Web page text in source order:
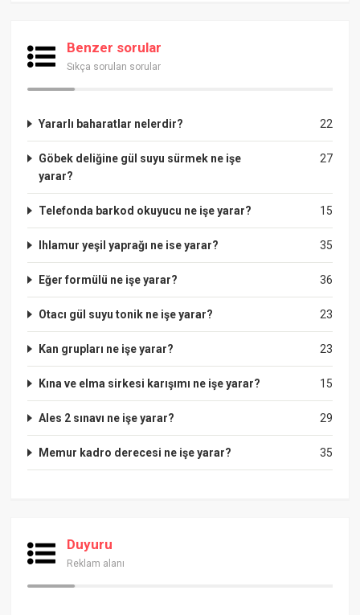
Benzer sorular
Sıkça sorulan sorular
22
Yararlı baharatlar nelerdir?
27
Göbek deliğine gül suyu sürmek ne işe
yarar?
15
Telefonda barkod okuyucu ne işe yarar?
35
Ihlamur yeşil yaprağı ne ise yarar?
36
Eğer formülü ne işe yarar?
23
Otacı gül suyu tonik ne işe yarar?
23
Kan grupları ne işe yarar?
15
Kına ve elma sirkesi karışımı ne işe yarar?
29
Ales 2 sınavı ne işe yarar?
35
Memur kadro derecesi ne işe yarar?
Duyuru
Reklam alanı